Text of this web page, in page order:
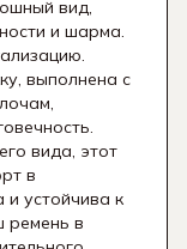
вид,
и шарма.
выполнена с
вида, этот
в
и устойчива к
ремень в